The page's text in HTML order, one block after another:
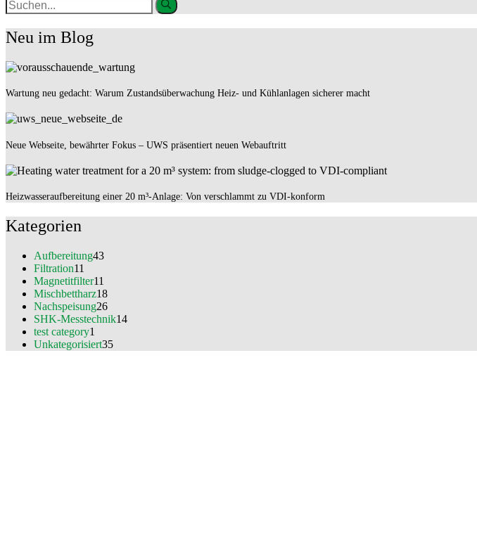
Neu im Blog
Wartung neu gedacht: Warum Zustandsüberwachung Heiz- und Kühlanlagen sicherer macht
Neue Webseite, bewährter Fokus – UWS präsentiert neuen Webauftritt
Heizwasseraufbereitung einer 20 m³-Anlage: Von verschlammt zu VDI-konform
Kategorien
Aufbereitung43
Filtration11
Magnetitfilter11
Mischbettharz18
Nachspeisung26
SHK-Messtechnik14
test category1
Unkategorisiert35